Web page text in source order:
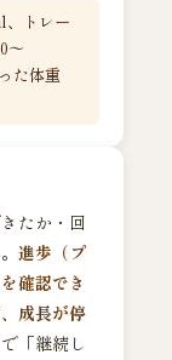
、トレー
〜
た体重
たか・回
進歩（プ
確認でき
成長が停
「継続し